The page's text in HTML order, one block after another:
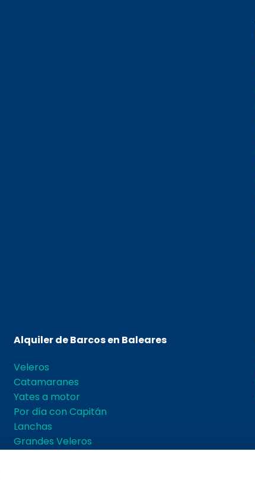
Alquiler de Barcos en Baleares
Veleros
Catamaranes
Yates a motor
Por día con Capitán
Lanchas
Grandes Veleros